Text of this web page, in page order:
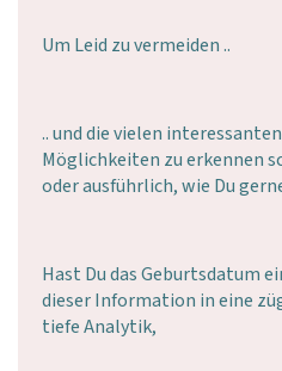
Um Leid zu vermeiden ..
.. und die vielen
Möglichkeiten zu erkennen
oder ausführlich, wie Du
Hast Du das Geburtsdatum
dieser Information in eine
tiefe Analytik,